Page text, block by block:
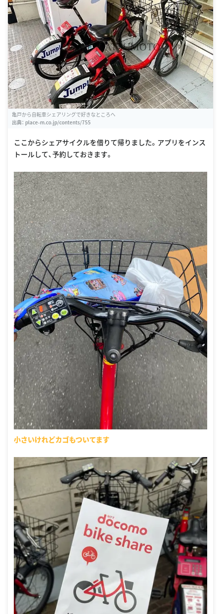
亀戸から自転車シェアリングで好きなところへ
出典： place-m.co.jp/contents/755
ここからシェアサイクルを借りて帰りました。アプリをインス
トールして、予約しておきます。
小さいけれどカゴもついてます